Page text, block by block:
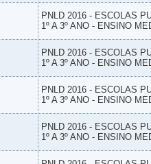
PNLD 2016 - ESCOLAS
1º A 3º ANO - ENSINO
PNLD 2016 - ESCOLAS
1º A 3º ANO - ENSINO
PNLD 2016 - ESCOLAS
1º A 3º ANO - ENSINO
PNLD 2016 - ESCOLAS
1º A 3º ANO - ENSINO